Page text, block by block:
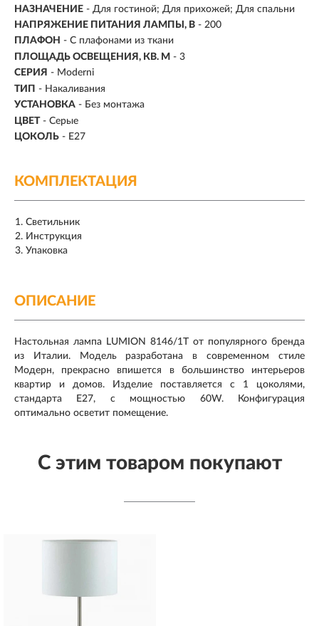
НАЗНАЧЕНИЕ - Для гостиной; Для прихожей; Для спальни
НАПРЯЖЕНИЕ ПИТАНИЯ ЛАМПЫ, В - 200
ПЛАФОН - С плафонами из ткани
ПЛОЩАДЬ ОСВЕЩЕНИЯ, КВ. М - 3
СЕРИЯ - Moderni
ТИП - Накаливания
УСТАНОВКА - Без монтажа
ЦВЕТ - Серые
ЦОКОЛЬ - E27
КОМПЛЕКТАЦИЯ
Светильник
Инструкция
Упаковка
ОПИСАНИЕ
Настольная лампа LUMION 8146/1Т от популярного бренда
из Италии. Модель разработана в современном стиле
Модерн, прекрасно впишется в большинство интерьеров
квартир и домов. Изделие поставляется с 1 цоколями,
стандарта E27, с мощностью 60W. Конфигурация
оптимально осветит помещение.
С этим товаром покупают